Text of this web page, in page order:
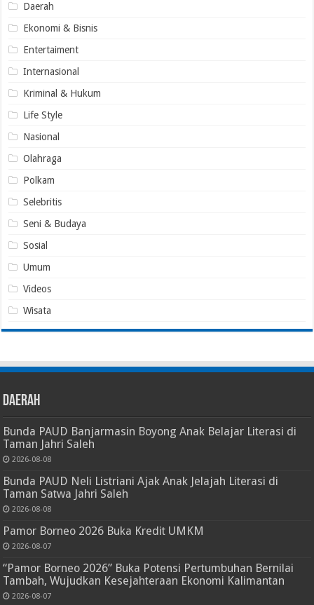
Daerah
Ekonomi & Bisnis
Entertaiment
Internasional
Kriminal & Hukum
Life Style
Nasional
Olahraga
Polkam
Selebritis
Seni & Budaya
Sosial
Umum
Videos
Wisata
Daerah
Bunda PAUD Banjarmasin Boyong Anak Belajar Literasi di
Taman Jahri Saleh
2026-08-08
Bunda PAUD Neli Listriani Ajak Anak Jelajah Literasi di
Taman Satwa Jahri Saleh
2026-08-08
Pamor Borneo 2026 Buka Kredit UMKM
2026-08-07
“Pamor Borneo 2026” Buka Potensi Pertumbuhan Bernilai
Tambah, Wujudkan Kesejahteraan Ekonomi Kalimantan
2026-08-07